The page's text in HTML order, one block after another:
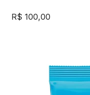
R$ 100,00